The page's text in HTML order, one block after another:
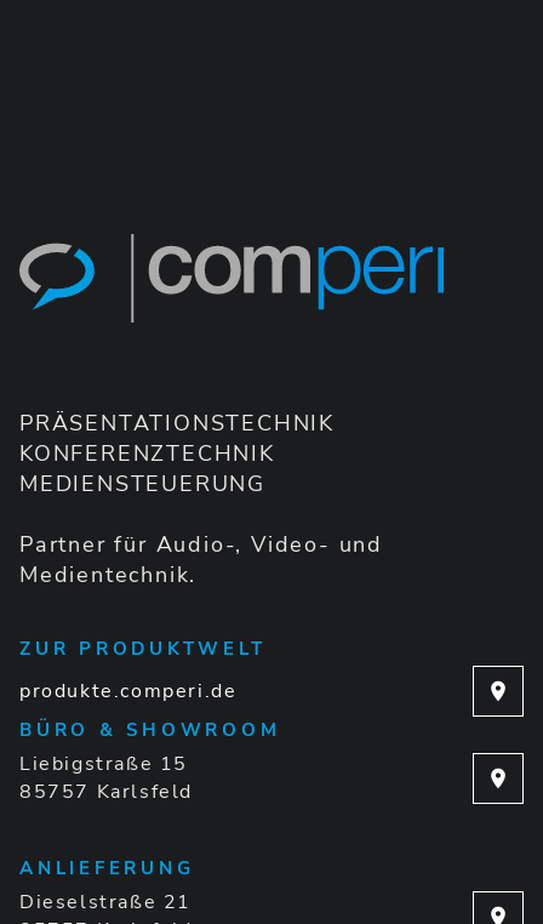
PRÄSENTATIONSTECHNIK
KONFERENZTECHNIK
MEDIENSTEUERUNG
Partner für Audio-, Video- und
Medientechnik.
ZUR PRODUKTWELT
produkte.comperi.de
BÜRO & SHOWROOM
Liebigstraße 15
85757 Karlsfeld
ANLIEFERUNG
Dieselstraße 21